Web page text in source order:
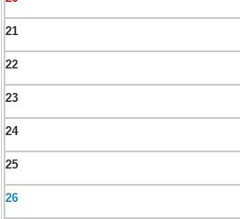
21
22
23
24
25
26